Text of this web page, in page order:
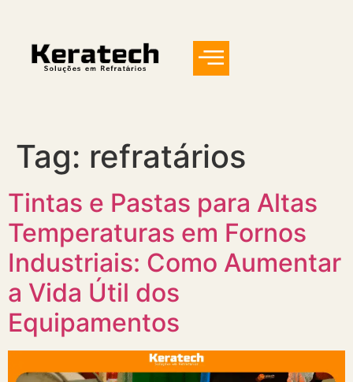
Tag: refratários
Tintas e Pastas para Altas
Temperaturas em Fornos
Industriais: Como Aumentar
a Vida Útil dos
Equipamentos